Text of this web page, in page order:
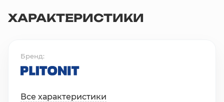
ХАРАКТЕРИСТИКИ
Бренд
Все характеристики